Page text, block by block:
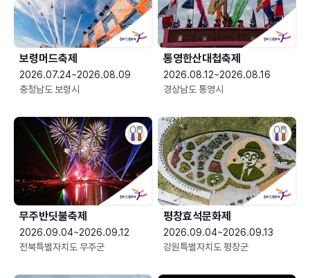
보령머드축제
2026.07.24~2026.08.09
충청남도 보령시
통영한산대첩축제
2026.08.12~2026.08.16
경상남도 통영시
무주반딧불축제
2026.09.04~2026.09.12
전북특별자치도 무주군
평창효석문화제
2026.09.04~2026.09.13
강원특별자치도 평창군